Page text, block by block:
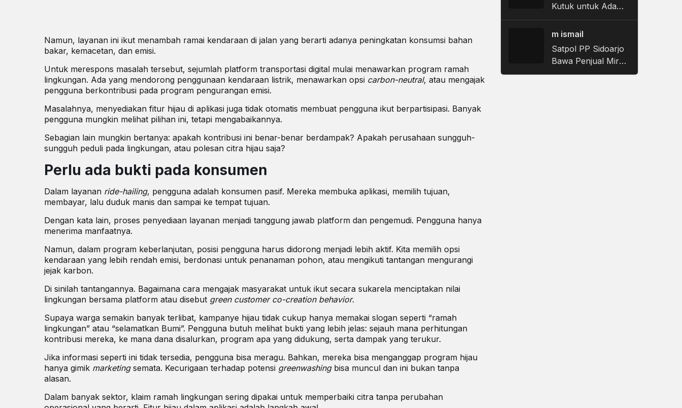
Namun, layanan ini ikut menambah ramai kendaraan di jalan yang berarti adanya peningkatan konsumsi bahan
bakar, kemacetan, dan emisi.
Untuk merespons masalah tersebut, sejumlah platform transportasi digital mulai menawarkan program ramah
lingkungan. Ada yang mendorong penggunaan kendaraan listrik, menawarkan opsi carbon-neutral, atau mengajak
pengguna berkontribusi pada program pengurangan emisi.
Masalahnya, menyediakan fitur hijau di aplikasi juga tidak otomatis membuat pengguna ikut berpartisipasi. Banyak
pengguna mungkin melihat pilihan ini, tetapi mengabaikannya.
Sebagian lain mungkin bertanya: apakah kontribusi ini benar-benar berdampak? Apakah perusahaan sungguh-
sungguh peduli pada lingkungan, atau polesan citra hijau saja?
Perlu ada bukti pada konsumen
Dalam layanan ride-hailing, pengguna adalah konsumen pasif. Mereka membuka aplikasi, memilih tujuan,
membayar, lalu duduk manis dan sampai ke tempat tujuan.
Dengan kata lain, proses penyediaan layanan menjadi tanggung jawab platform dan pengemudi. Pengguna hanya
menerima manfaatnya.
Namun, dalam program keberlanjutan, posisi pengguna harus didorong menjadi lebih aktif. Kita memilih opsi
kendaraan yang lebih rendah emisi, berdonasi untuk penanaman pohon, atau mengikuti tantangan mengurangi
jejak karbon.
Di sinilah tantangannya. Bagaimana cara mengajak masyarakat untuk ikut secara sukarela menciptakan nilai
lingkungan bersama platform atau disebut green customer co-creation behavior.
Supaya warga semakin banyak terlibat, kampanye hijau tidak cukup hanya memakai slogan seperti “ramah
lingkungan” atau “selamatkan Bumi”. Pengguna butuh melihat bukti yang lebih jelas: sejauh mana perhitungan
kontribusi mereka, ke mana dana disalurkan, program apa yang didukung, serta dampak yang terukur.
Jika informasi seperti ini tidak tersedia, pengguna bisa meragu. Bahkan, mereka bisa menganggap program hijau
hanya gimik marketingsemata. Kecurigaan terhadap potensi greenwashingbisa muncul dan ini bukan tanpa
alasan.
Dalam banyak sektor, klaim ramah lingkungan sering dipakai untuk memperbaiki citra tanpa perubahan
Kutuk untuk Adam:
Ketika Anak Laki-
Laki Dibiarkan Bisu
m ismail
Satpol PP Sidoarjo
Bawa Penjual Miras
ke Meja Hijau,